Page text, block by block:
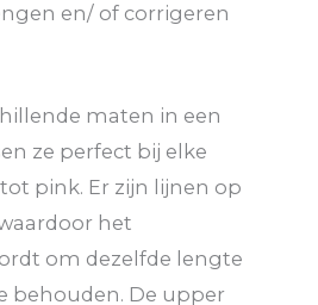
en/ of corrigeren
maten in een
ze perfect bij elke
pink. Er zijn lijnen op
het
om dezelfde lengte
behouden. De upper